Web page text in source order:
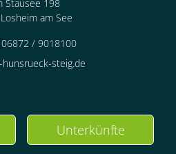
Stausee 198
am See
/ 9018100
hunsrueck-steig.de
Unterkünfte